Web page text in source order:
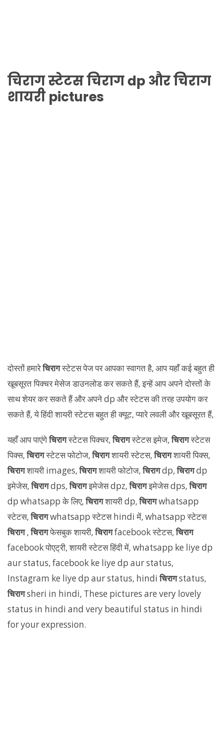
चिरागस्टेटसचिरागdp औरचिराग
शायरी pictures
दोस्तों हमारेचिरागस्टेटस पेज पर आपका स्वागत है, आप यहाँ कई बहुत ही
खूबसूरत पिक्चर मेसेज डाउनलोड कर सकते हैं, इन्हें आप अपने दोस्तों के
साथ शेयर कर सकते हैं और अपने dp और स्टेटस की तरह उपयोग कर
सकते हैं, ये हिंदी शायरी स्टेटस बहुत ही क्यूट, प्यारे लवली और खूबसूरत हैं,
यहाँ आप पाएंगेचिरागस्टेटस पिक्चर,चिरागस्टेटस इमेज,चिरागस्टेटस
पिक्स,चिरागस्टेटस फोटोज,चिरागशायरी स्टेटस,चिरागशायरी पिक्स,
चिरागशायरी images,चिरागशायरी फोटोज,चिरागdp,चिरागdp
इमेजेस,चिरागdps,चिरागइमेजेस dpz,चिरागइमेजेस dps,चिराग
dp whatsapp के लिए,चिरागशायरी dp,चिरागwhatsapp
स्टेटस,चिरागwhatsapp स्टेटस hindi में, whatsapp स्टेटस
चिराग,चिरागफेसबुक शायरी,चिरागfacebook स्टेटस,चिराग
facebook पोएट्री, शायरी स्टेटस हिंदी में, whatsapp ke liye dp
aur status, facebook ke liye dp aur status,
Instagram ke liye dp aur status, hindiचिरागstatus,
चिरागsheri in hindi, These pictures are very lovely
status in hindi and very beautiful status in hindi
for your expression.